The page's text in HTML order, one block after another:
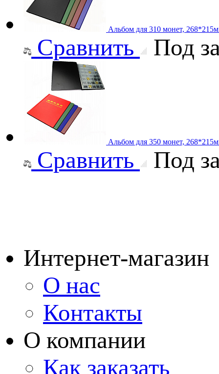
Альбом для 310 монет,
Сравнить Под
Альбом для 350 монет,
Сравнить Под
Интернет-магазин
О нас
Контакты
О компании
Как заказать